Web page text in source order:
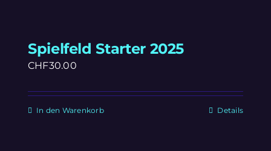
Spielfeld Starter 2025
CHF30.00
In den Warenkorb Details